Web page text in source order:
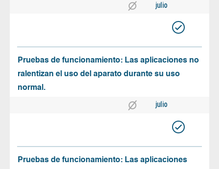
julio
Pruebas de funcionamiento: Las aplicaciones no
ralentizan el uso del aparato durante su uso
normal.
julio
Pruebas de funcionamiento: Las aplicaciones